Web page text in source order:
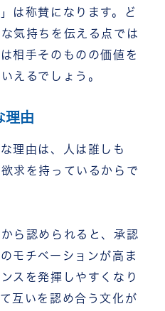
は称賛になります。
ど
気持ちを伝える点では
相手そのものの価値を
えるでしょう。
理由
理由は、人は誰しも
求を持っているからで
ら認められると、承認
モチベーションが高ま
スを発揮しやすくなり
互いを認め合う文化が